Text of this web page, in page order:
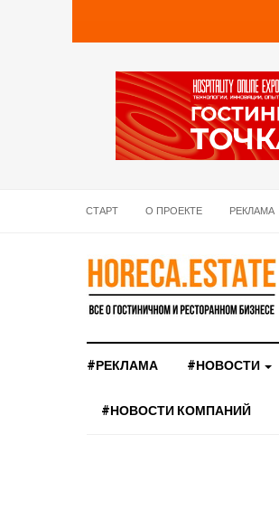
СТАРТ О ПРОЕКТЕ РЕКЛАМА
#РЕКЛАМА #НОВОСТИ
#НОВОСТИ КОМПАНИЙ